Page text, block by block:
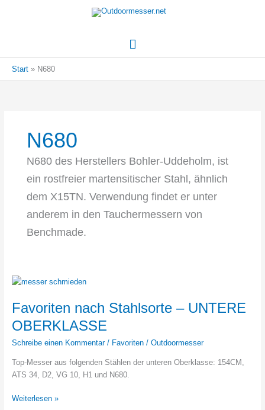
Hauptmenü
Start N680
N680
N680 des Herstellers Bohler-Uddeholm, ist
ein rostfreier martensitischer Stahl, ähnlich
dem X15TN. Verwendung findet er unter
anderem in den Tauchermessern von
Benchmade.
Favoriten nach Stahlsorte – UNTERE
OBERKLASSE
Schreibe einen Kommentar / Favoriten/ Outdoormesser
Top-Messer aus folgenden Stählen der unteren Oberklasse: 154CM,
ATS 34, D2, VG 10, H1 und N680.
Favoriten
Weiterlesen »